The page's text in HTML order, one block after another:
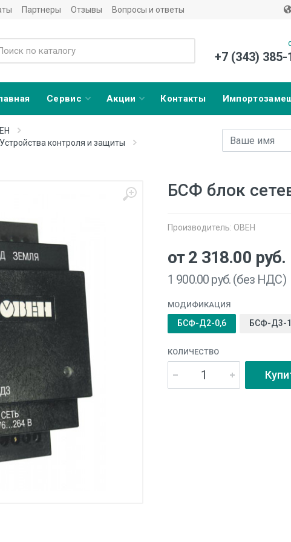
Партнеры Отзывы Вопросы и ответы
+7 (343)
Сервис Акции Контакты
Устройства контроля и защиты
Имя
E-mail адрес
БСФ блок
Производитель: ОВЕН
от 2 318.00 руб.
1 900.00 руб. (без НДС)
МОДИФИКАЦИЯ
БСФ-Д2-0,6 БСФ-Д3-
КОЛИЧЕСТВО